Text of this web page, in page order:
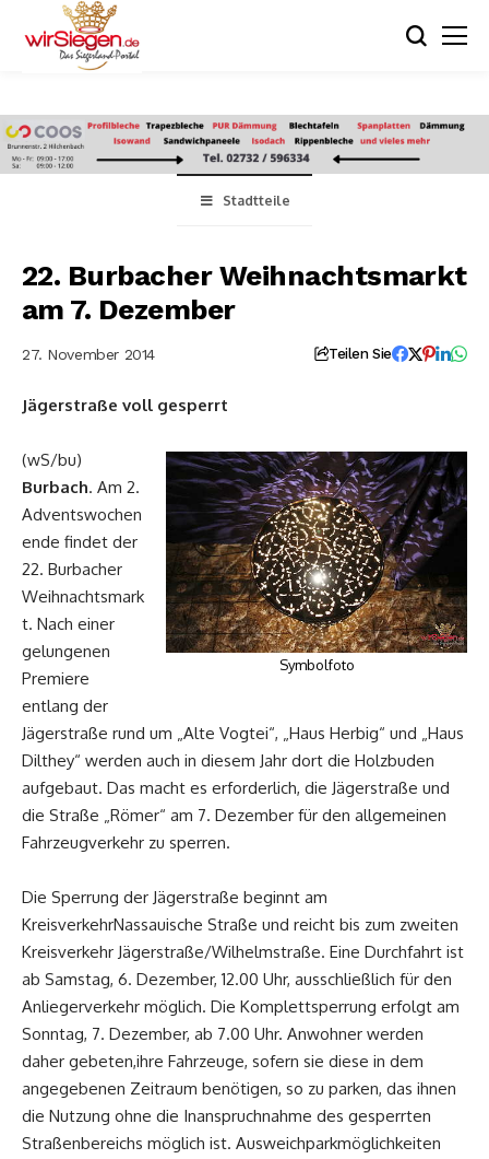
Stadtteile
22. Burbacher Weihnachtsmarkt
am 7. Dezember
27. November 2014 Teilen Sie
Jägerstraße voll gesperrt
Symbolfoto
(wS/bu)
Burbach. Am 2.
Adventswochen
ende findet der
22. Burbacher
Weihnachtsmark
t. Nach einer
gelungenen
Premiere
entlang der
Jägerstraße rund um „Alte Vogtei“, „Haus Herbig“ und „Haus
Dilthey“ werden auch in diesem Jahr dort die Holzbuden
aufgebaut. Das macht es erforderlich, die Jägerstraße und
die Straße „Römer“ am 7. Dezember für den allgemeinen
Fahrzeugverkehr zu sperren.
Die Sperrung der Jägerstraße beginnt am
KreisverkehrNassauische Straße und reicht bis zum zweiten
Kreisverkehr Jägerstraße/Wilhelmstraße. Eine Durchfahrt ist
ab Samstag, 6. Dezember, 12.00 Uhr, ausschließlich für den
Anliegerverkehr möglich. Die Komplettsperrung erfolgt am
Sonntag, 7. Dezember, ab 7.00 Uhr. Anwohner werden
daher gebeten,ihre Fahrzeuge, sofern sie diese in dem
angegebenen Zeitraum benötigen, so zu parken, das ihnen
die Nutzung ohne die Inanspruchnahme des gesperrten
Straßenbereichs möglich ist. Ausweichparkmöglichkeiten